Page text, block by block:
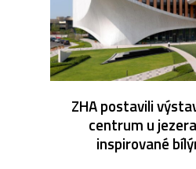
ZHA postavili
centrum u
inspirované